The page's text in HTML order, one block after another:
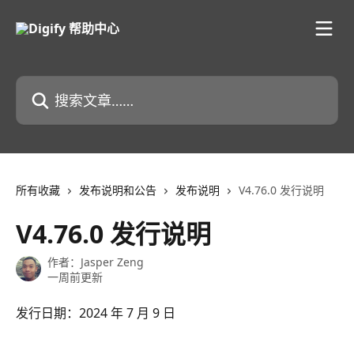
搜索文章……
所有收藏 发布说明和公告 发布说明 V4.76.0 发行说明
V4.76.0 发行说明
作者： Jasper Zeng
一周前更新
发行日期：2024 年 7 月 9 日